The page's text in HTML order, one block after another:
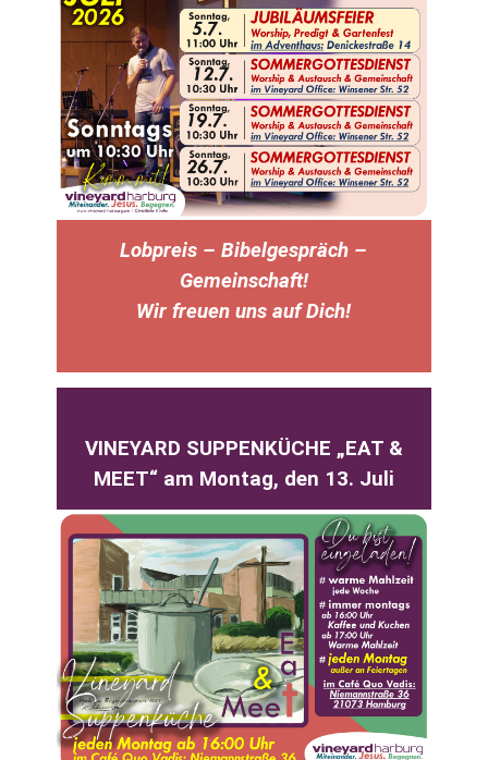
Lobpreis – Bibelgespräch –
Gemeinschaft!
Wir freuen uns auf Dich!
VINEYARD SUPPENKÜCHE „EAT &
MEET“ am Montag, den 13. Juli